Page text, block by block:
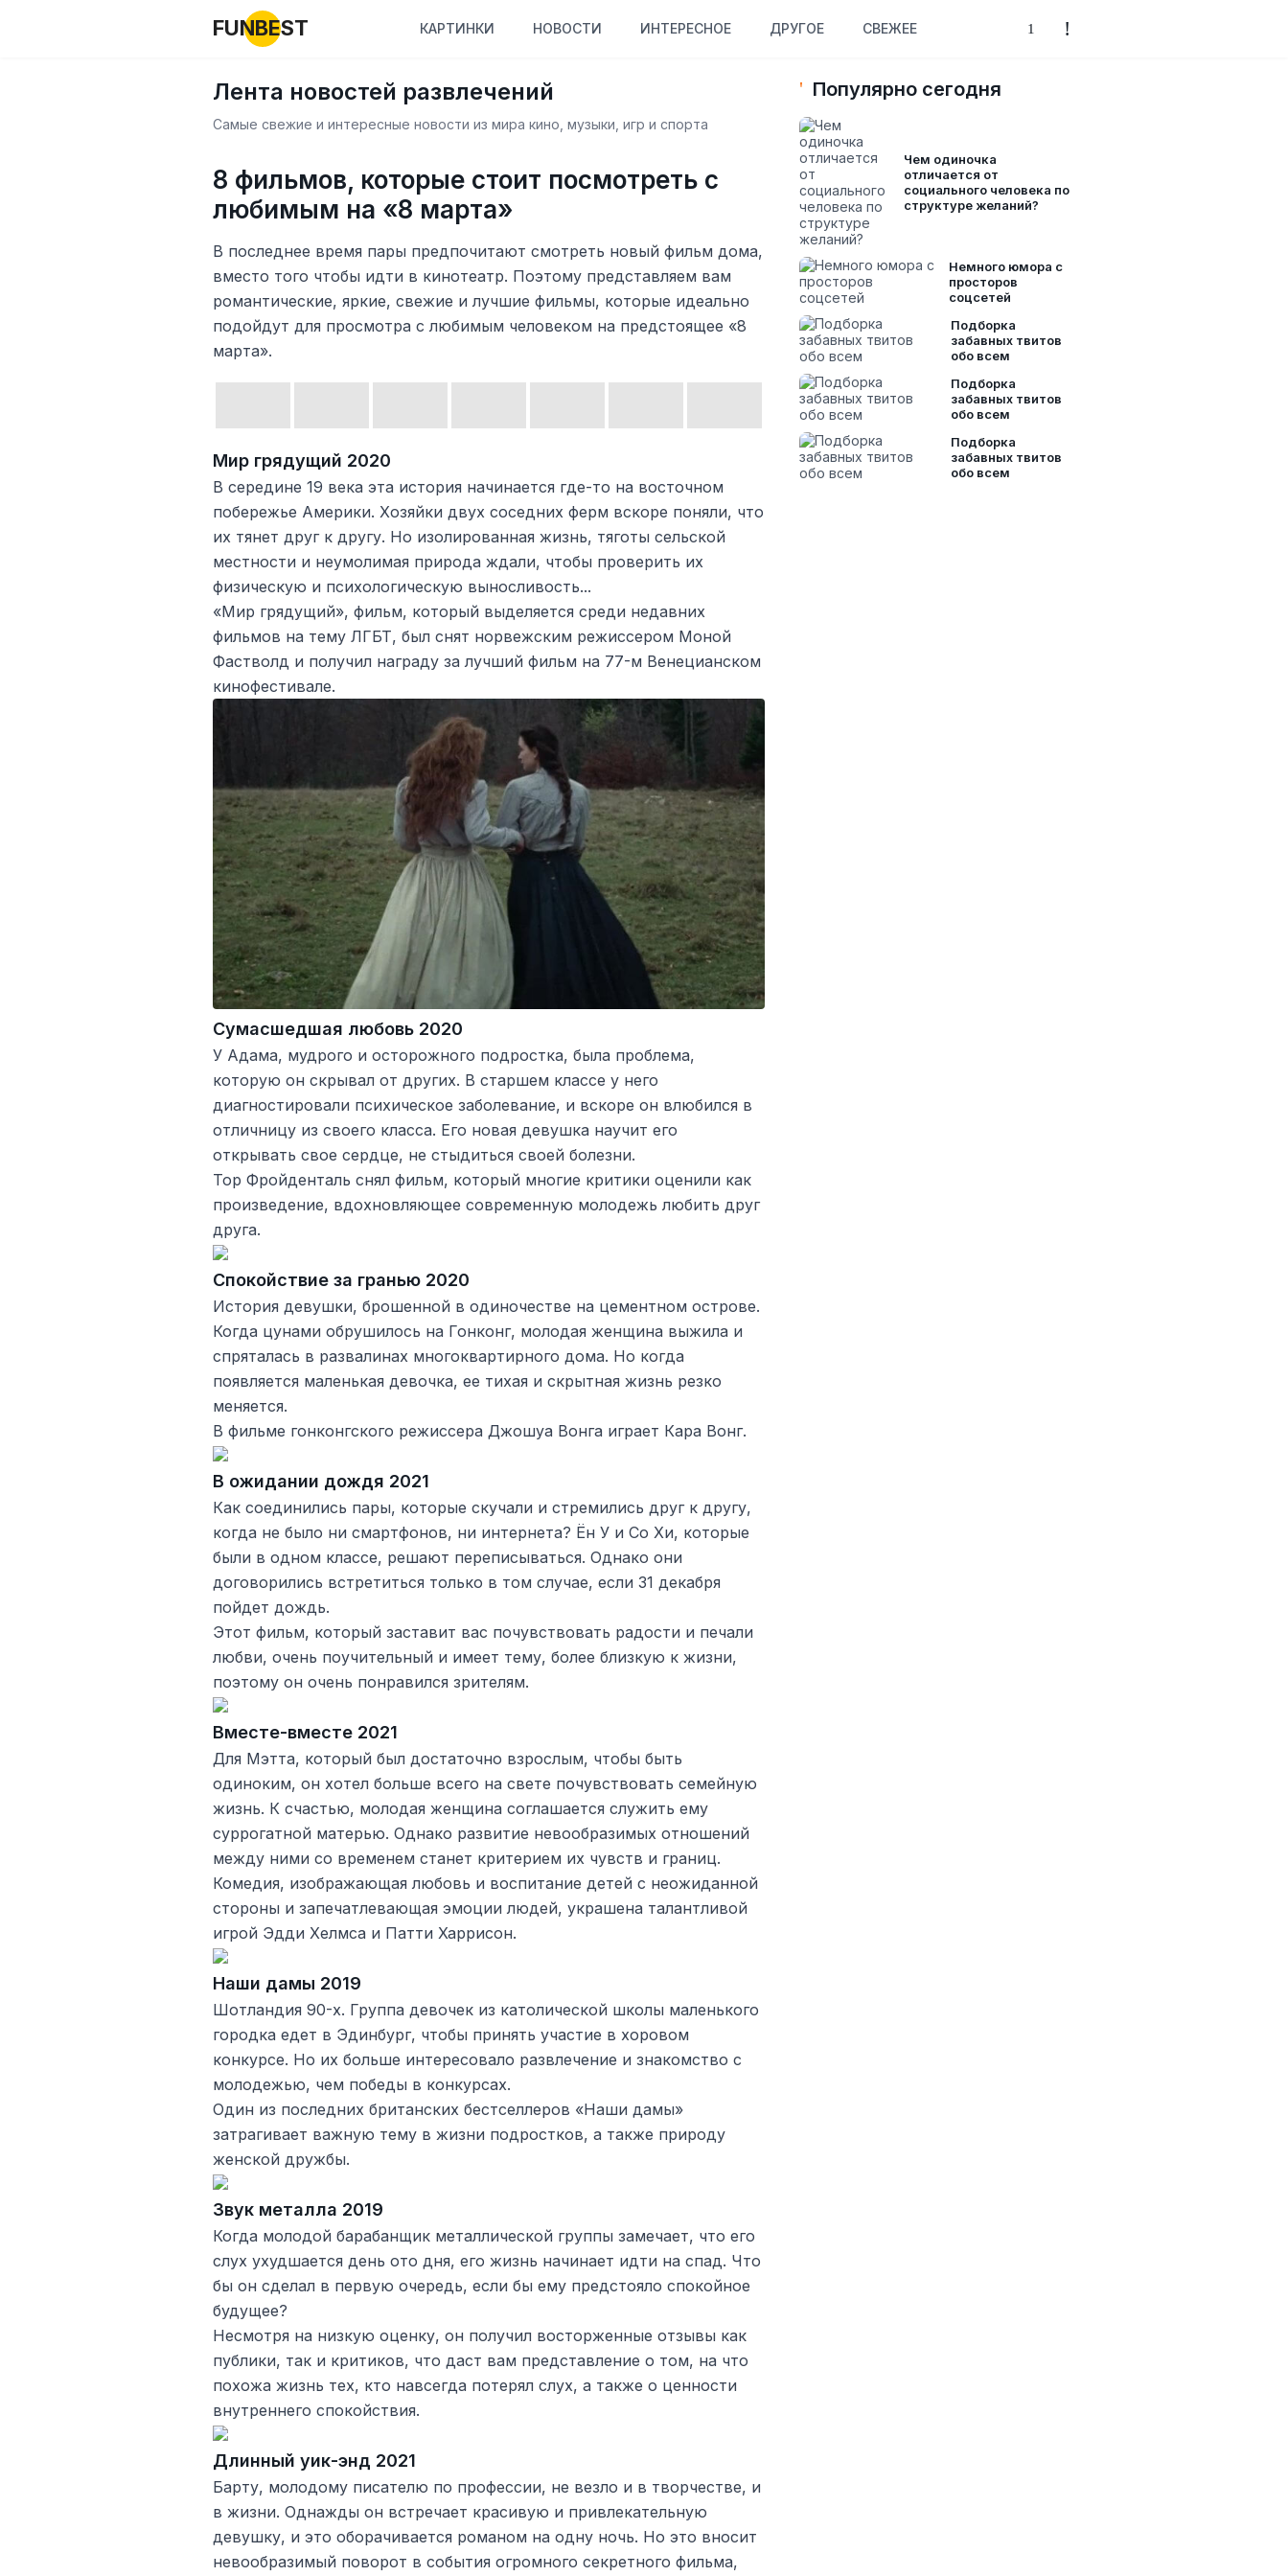
FUNBEST КАРТИНКИ НОВОСТИ ИНТЕРЕСНОЕ ДРУГОЕ СВЕЖЕЕ
Лента новостей развлечений
Самые свежие и интересные новости из мира кино, музыки, игр и спорта
8 фильмов, которые стоит посмотреть с
любимым на «8 марта»
В последнее время пары предпочитают смотреть новый фильм дома,
вместо того чтобы идти в кинотеатр. Поэтому представляем вам
романтические, яркие, свежие и лучшие фильмы, которые идеально
подойдут для просмотра с любимым человеком на предстоящее «8
марта».
Мир грядущий 2020
В середине 19 века эта история начинается где-то на восточном
побережье Америки. Хозяйки двух соседних ферм вскоре поняли, что
их тянет друг к другу. Но изолированная жизнь, тяготы сельской
местности и неумолимая природа ждали, чтобы проверить их
физическую и психологическую выносливость...
«Мир грядущий», фильм, который выделяется среди недавних
фильмов на тему ЛГБТ, был снят норвежским режиссером Моной
Фастволд и получил награду за лучший фильм на 77-м Венецианском
кинофестивале.
Сумасшедшая любовь 2020
У Адама, мудрого и осторожного подростка, была проблема,
которую он скрывал от других. В старшем классе у него
диагностировали психическое заболевание, и вскоре он влюбился в
отличницу из своего класса. Его новая девушка научит его
открывать свое сердце, не стыдиться своей болезни.
Тор Фройденталь снял фильм, который многие критики оценили как
произведение, вдохновляющее современную молодежь любить друг
друга.
Спокойствие за гранью 2020
История девушки, брошенной в одиночестве на цементном острове.
Когда цунами обрушилось на Гонконг, молодая женщина выжила и
спряталась в развалинах многоквартирного дома. Но когда
появляется маленькая девочка, ее тихая и скрытная жизнь резко
меняется.
В фильме гонконгского режиссера Джошуа Вонга играет Кара Вонг.
В ожидании дождя 2021
Как соединились пары, которые скучали и стремились друг к другу,
когда не было ни смартфонов, ни интернета? Ён У и Со Хи, которые
были в одном классе, решают переписываться. Однако они
договорились встретиться только в том случае, если 31 декабря
пойдет дождь.
Этот фильм, который заставит вас почувствовать радости и печали
любви, очень поучительный и имеет тему, более близкую к жизни,
поэтому он очень понравился зрителям.
Вместе-вместе 2021
Для Мэтта, который был достаточно взрослым, чтобы быть
одиноким, он хотел больше всего на свете почувствовать семейную
жизнь. К счастью, молодая женщина соглашается служить ему
суррогатной матерью. Однако развитие невообразимых отношений
между ними со временем станет критерием их чувств и границ.
Комедия, изображающая любовь и воспитание детей с неожиданной
стороны и запечатлевающая эмоции людей, украшена талантливой
игрой Эдди Хелмса и Патти Харрисон.
Наши дамы 2019
Шотландия 90-х. Группа девочек из католической школы маленького
городка едет в Эдинбург, чтобы принять участие в хоровом
конкурсе. Но их больше интересовало развлечение и знакомство с
молодежью, чем победы в конкурсах.
Один из последних британских бестселлеров «Наши дамы»
затрагивает важную тему в жизни подростков, а также природу
женской дружбы.
Звук металла 2019
Когда молодой барабанщик металлической группы замечает, что его
слух ухудшается день ото дня, его жизнь начинает идти на спад. Что
бы он сделал в первую очередь, если бы ему предстояло спокойное
будущее?
Несмотря на низкую оценку, он получил восторженные отзывы как
публики, так и критиков, что даст вам представление о том, на что
похожа жизнь тех, кто навсегда потерял слух, а также о ценности
внутреннего спокойствия.
Длинный уик-энд 2021
Барту, молодому писателю по профессии, не везло и в творчестве, и
в жизни. Однажды он встречает красивую и привлекательную
девушку, и это оборачивается романом на одну ночь. Но это вносит
невообразимый поворот в события огромного секретного фильма,
Популярно сегодня
Чем одиночка
отличается от
социального человека по
структуре желаний?
Немного юмора с
просторов
соцсетей
Подборка
забавных твитов
обо всем
Подборка
забавных твитов
обо всем
Подборка
забавных твитов
обо всем